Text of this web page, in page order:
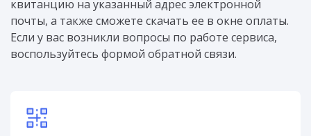
квитанцию на указанный адрес электронной
почты, а также сможете скачать ее в окне оплаты.
Если у вас возникли вопросы по работе сервиса,
воспользуйтесь формой обратной связи.